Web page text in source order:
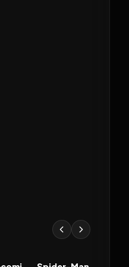
FILM
2019